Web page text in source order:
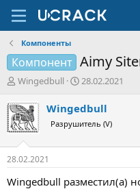
Компоненты
Компонент Aimy
А
т
о
р
т
е
м
ы
Wingedbull
Д
т
н
а
л
28.02.2021
Wingedbull
Разрушитель (V)
28.02.2021
Wingedbull разместил(а)